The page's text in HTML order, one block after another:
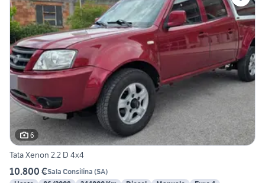
6
Tata Xenon 2.2 D 4x4
10.800 €Sala Consilina (SA)